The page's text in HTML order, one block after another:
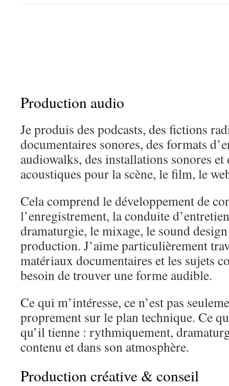
Production audio
Je produis des podcasts, des fictions
documentaires sonores, des formats
audiowalks, des installations sonores et
acoustiques pour la scène, le film, le
Cela comprend le développement de
l’enregistrement, la conduite
dramaturgie, le mixage, le sound
production. J’aime particulièrement
matériaux documentaires et les sujets
besoin de trouver une forme audible.
Ce qui m’intéresse, ce n’est pas
proprement sur le plan technique. Ce
qu’il tienne : rythmiquement,
contenu et dans son atmosphère.
Production créative & conseil